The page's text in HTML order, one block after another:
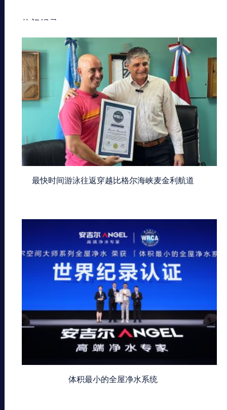
热门纪录
最快时间游泳往返穿越比格尔海峡麦金利航道
体积最小的全屋净水系统